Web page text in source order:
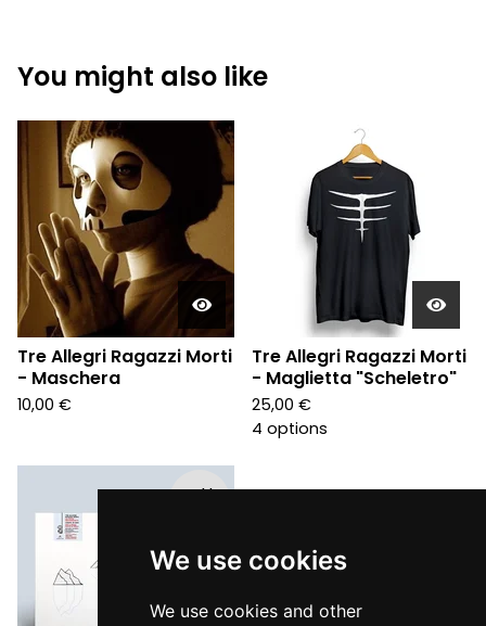
We use cookies
We use cookies and other
You might also like
Tre Allegri Ragazzi Morti
- Maschera
10,00 €
Tre Allegri Ragazzi Morti
- Maglietta "Scheletro"
25,00 €
4 options
Sold